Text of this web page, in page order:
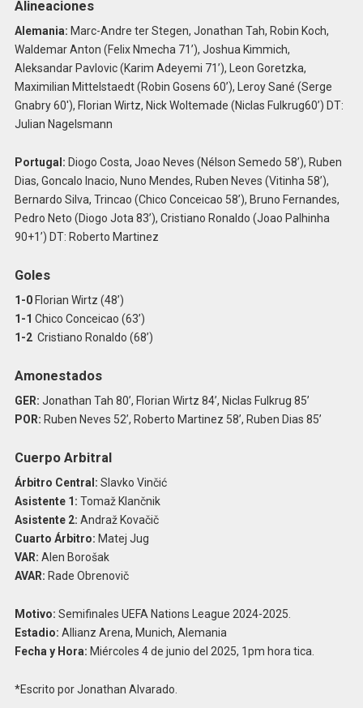
Alineaciones
Alemania: Marc-Andre ter Stegen, Jonathan Tah, Robin Koch,
Waldemar Anton (Felix Nmecha 71’), Joshua Kimmich,
Aleksandar Pavlovic (Karim Adeyemi 71’), Leon Goretzka,
Maximilian Mittelstaedt (Robin Gosens 60’), Leroy Sané (Serge
Gnabry 60′), Florian Wirtz, Nick Woltemade (Niclas Fulkrug60’) DT:
Julian Nagelsmann
Portugal: Diogo Costa, Joao Neves (Nélson Semedo 58’), Ruben
Dias, Goncalo Inacio, Nuno Mendes, Ruben Neves (Vitinha 58’),
Bernardo Silva, Trincao (Chico Conceicao 58’), Bruno Fernandes,
Pedro Neto (Diogo Jota 83’), Cristiano Ronaldo (Joao Palhinha
90+1’) DT: Roberto Martinez
Goles
1-0Florian Wirtz (48’)
1-1 Chico Conceicao (63’)
1-2Cristiano Ronaldo (68’)
Amonestados
GER: Jonathan Tah 80’, Florian Wirtz 84’, Niclas Fulkrug 85’
POR: Ruben Neves 52’, Roberto Martinez 58’, Ruben Dias 85’
Cuerpo Arbitral
Árbitro Central: Slavko Vinčić
Asistente 1: Tomaž Klančnik
Asistente 2: Andraž Kovačič
Cuarto Árbitro: Matej Jug
VAR: Alen Borošak
AVAR: Rade Obrenovič
Motivo: Semifinales UEFA Nations League 2024-2025.
Estadio: Allianz Arena, Munich, Alemania
Fecha y Hora: Miércoles 4 de junio del 2025, 1pm hora tica.
*Escrito por Jonathan Alvarado.